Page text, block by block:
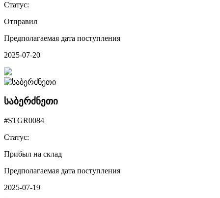
Статус:
Отправил
Предполагаемая дата поступления
2025-07-20
საბერძნეთი
#STGR0084
Статус:
Прибыл на склад
Предполагаемая дата поступления
2025-07-19